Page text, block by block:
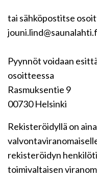
tai sähköpostitse
Pyynnöt voidaan
osoitteessa
Rasmuksentie 9
00730 Helsinki
Rekisteröidyllä on
rekisteröidyn
toimivaltaisen